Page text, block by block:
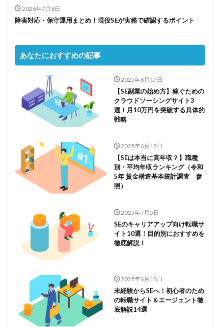
2026年7月8日
障害対応・保守運用まとめ！現役SEが実務で確認するポイント
あなたにおすすめの記事
2025年6月17日
【SE副業の始め方】稼ぐための
クラウドソーシングサイト3
選！月10万円を突破する具体的
戦略
2025年6月12日
【SEは本当に高年収？】職種
別・平均年収ランキング（令和
5年 賃金構造基本統計調査 参
照）
2025年7月5日
SEのキャリアアップ向け転職サ
イト10選！目的別におすすめを
徹底解説！
2025年6月18日
未経験からSEへ！初心者のため
の転職サイト＆エージェント徹
底解説14選